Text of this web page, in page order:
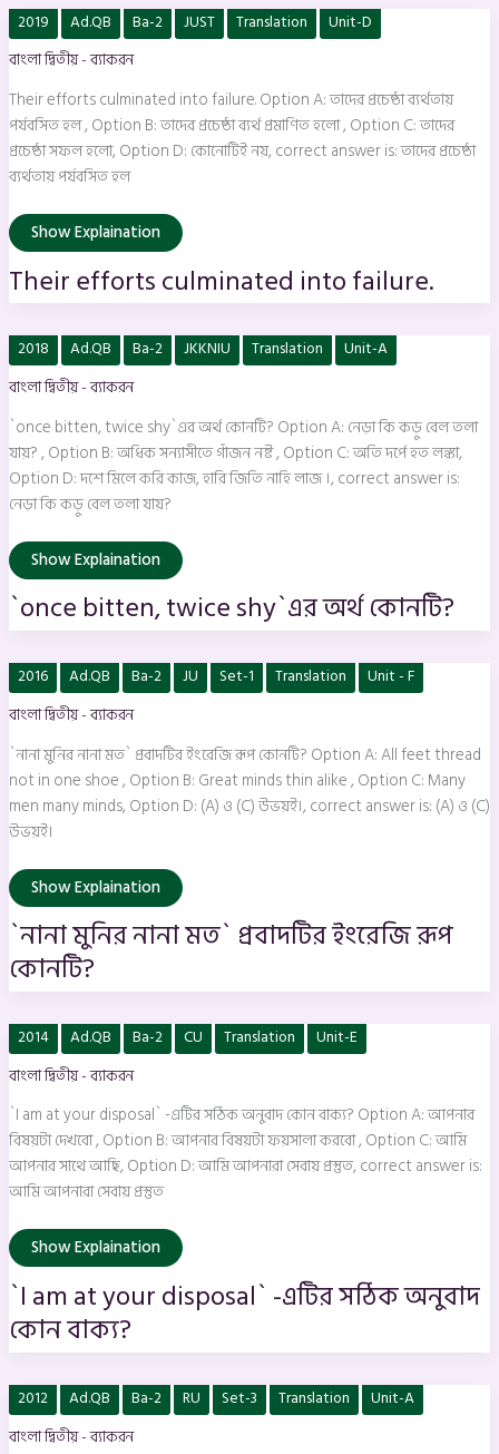
2019 Ad.QB Ba-2 JUST Translation
Unit-D
বাংলা দ্বিতীয় - ব্যাকরন
Their efforts culminated into failure. Option A: তাদের প্রচেষ্ঠা ব্যর্থতায়
পর্যবসিত হল , Option B: তাদের প্রচেষ্ঠা ব্যর্থ প্রমাণিত হলো , Option C: তাদের
প্রচেষ্ঠা সফল হলো, Option D: কোনোটিই নয়, correct answer is: তাদের প্রচেষ্ঠা
ব্যর্থতায় পর্যবসিত হল
Their
efforts
culminated
into
Show Explaination
Their efforts culminated into failure.
2018 Ad.QB Ba-2 JKKNIU Translation
Unit-A
বাংলা দ্বিতীয় - ব্যাকরন
`once bitten, twice shy`এর অর্থ কোনটি? Option A: নেড়া কি কড়ু বেল তলা
যায়? , Option B: অধিক সন্যাসীতে গাঁজন নষ্ট , Option C: অতি দর্পে হত লঙ্কা,
Option D: দশে মিলে করি কাজ, হারি জিতি নাহি লাজ ।, correct answer is:
নেড়া কি কড়ু বেল তলা যায়?
`once
bitten,
twice
shy`এর
কোনটি?
Show Explaination
`once bitten, twice shy`এর অর্থ কোনটি?
2016 Ad.QB Ba-2 JU Set-1 Translation
Unit - F
বাংলা দ্বিতীয় - ব্যাকরন
`নানা মুনির নানা মত` প্রবাদটির ইংরেজি রূপ কোনটি? Option A: All feet thread
not in one shoe , Option B: Great minds thin alike , Option C: Many
men many minds, Option D: (A) ও (C) উভয়ই।, correct answer is: (A) ও (C)
উভয়ই।
`নানা
মুনির
নানা
মত`
ইংরেজি
রূপ
কোনটি?
Show Explaination
`নানা মুনির নানা মত` প্রবাদটির ইংরেজি রূপ
কোনটি?
2014 Ad.QB Ba-2 CU Translation
Unit-E
বাংলা দ্বিতীয় - ব্যাকরন
`I am at your disposal` -এটির সঠিক অনুবাদ কোন বাক্য? Option A: আপনার
বিষয়টা দেখবো , Option B: আপনার বিষয়টা ফয়সালা করবো , Option C: আমি
আপনার সাথে আছি, Option D: আমি আপনারা সেবায় প্রস্তুত, correct answer is:
আমি আপনারা সেবায় প্রস্তুত
`I
am
at
your
-এটির
সঠিক
অনুবাদ
কোন
বাক্য?
Show Explaination
`I am at your disposal` -এটির সঠিক অনুবাদ
কোন বাক্য?
2012 Ad.QB Ba-2 RU Set-3 Translation
Unit-A
বাংলা দ্বিতীয় - ব্যাকরন
He
has
gone
to